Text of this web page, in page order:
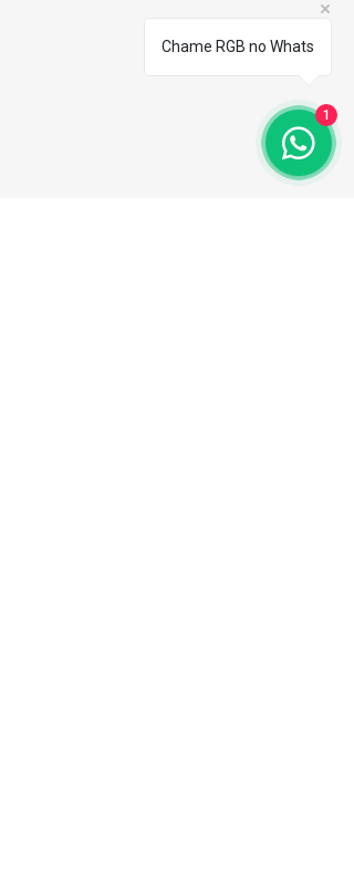
Chame RGB no Whats
1